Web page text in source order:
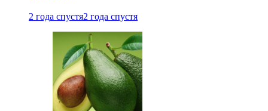
2 года спустя2 года спустя